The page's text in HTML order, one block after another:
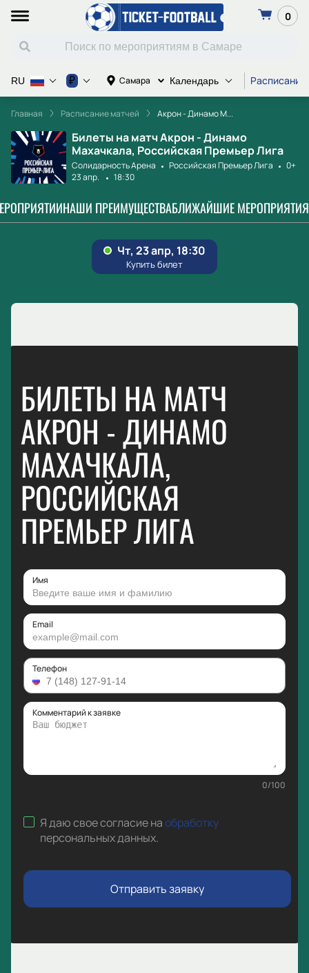
0
Самара Календарь
RU ₽
Главная Расписание матчей Акрон - Динамо М...
Билеты на матч Акрон - Динамо
Махачкала, Российская Премьер Лига
Солидарность Арена Российская Премьер Лига
0+
23 апр.
18:30
НАШИ ПРЕИМУЩЕСТВАБЛИЖАЙШИЕ МЕРОПРИЯТИЯ
БИЛЕТЫ НА МАТЧ
АКРОН - ДИНАМО
МАХАЧКАЛА,
РОССИЙСКАЯ
ПРЕМЬЕР ЛИГА
Имя
Email
Телефон
Комментарий к заявке
0/100
Я даю свое согласие наобработку
персональных данных.
Отправить заявку